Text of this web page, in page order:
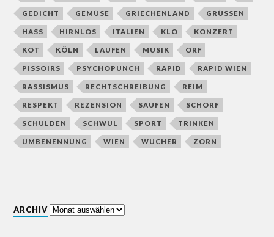
GEDICHT GEMÜSE GRIECHENLAND GRÜSSEN
HASS HIRNLOS ITALIEN KLO KONZERT
KOT KÖLN LAUFEN MUSIK ORF
PISSOIRS PSYCHOPUNCH RAPID RAPID WIEN
RASSISMUS RECHTSCHREIBUNG REIM
RESPEKT REZENSION SAUFEN SCHORF
SCHULDEN SCHWUL SPORT TRINKEN
UMBENENNUNG WIEN WUCHER ZORN
ARCHIV